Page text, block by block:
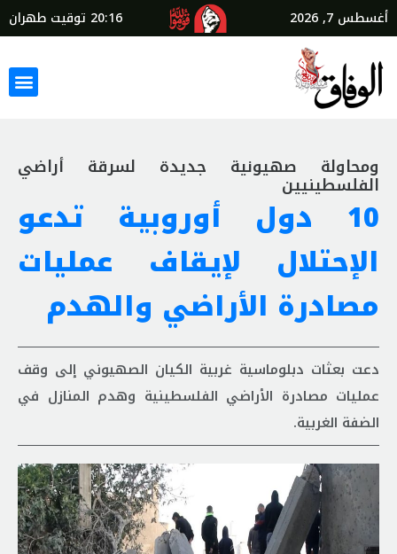
أغسطس 7, 2026 20:16 توقيت طهران
ومحاولة صهيونية جديدة لسرقة أراضي
الفلسطينيين
10 دول أوروبية تدعو
الإحتلال لإيقاف عمليات
مصادرة الأراضي والهدم
دعت بعثات دبلوماسية غربية الكيان الصهيوني إلى وقف
عمليات مصادرة الأراضي الفلسطينية وهدم المنازل في
الضفة الغربية.